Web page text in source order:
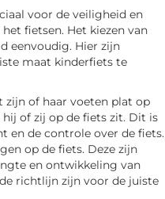
voor de veiligheid en
fietsen. Het kiezen van
eenvoudig. Hier zijn
maat kinderfiets te
of haar voeten plat op
of zij op de fiets zit. Dit is
en de controle over de fiets.
op de fiets. Deze zijn
en ontwikkeling van
richtlijn zijn voor de juiste